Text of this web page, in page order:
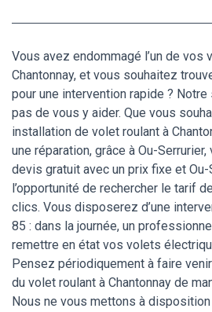
Vous avez endommagé l’un de vos
Chantonnay, et vous souhaitez
pour une intervention rapide ?
pas de vous y aider. Que vous
installation de volet roulant à
une réparation, grâce à Ou-
devis gratuit avec un prix fixe et
l’opportunité de rechercher le tarif
clics. Vous disposerez d’une
85 : dans la journée, un
remettre en état vos volets
Pensez périodiquement à faire
du volet roulant à Chantonnay de
Nous ne vous mettons à